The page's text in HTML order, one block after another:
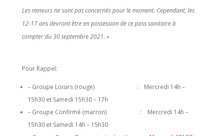
Les mineurs ne sont pas concernés pour le moment. Cependant, les
12-17 ans devront être en possession de ce pass sanitaire à
compter du 30 septembre 2021. »
Pour Rappel:
– Groupe Loisirs (rouge) : Mercredi 14h –
15h30 et Samedi 15h30 – 17h
– Groupe Confirmé (marron) : Mercredi 14h –
15h30 et Samedi 14h – 15h30